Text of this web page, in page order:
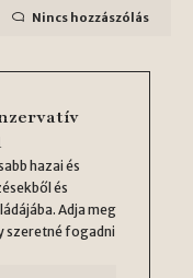
Nincs hozzászólás
hazai és
és
Adja meg
szeretné fogadni